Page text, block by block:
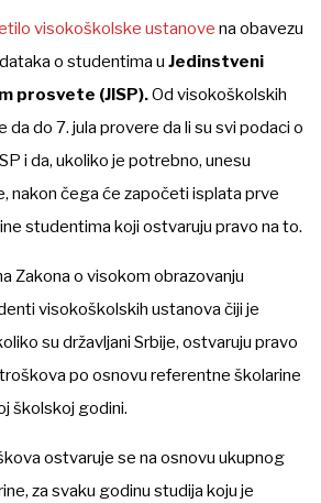
visokoškolske ustanove na obavezu
o studentima u Jedinstveni
prosvete (JISP).Od visokoškolskih
da do 7. jula provere da li su svi podaci o
i da, ukoliko je potrebno, unesu
nakon čega će započeti isplata prve
studentima koji ostvaruju pravo na to.
Zakona o visokom obrazovanju
visokoškolskih ustanova čiji je
su državljani Srbije, ostvaruju pravo
po osnovu referentne školarine
školskoj godini.
ostvaruje se na osnovu ukupnog
za svaku godinu studija koju je